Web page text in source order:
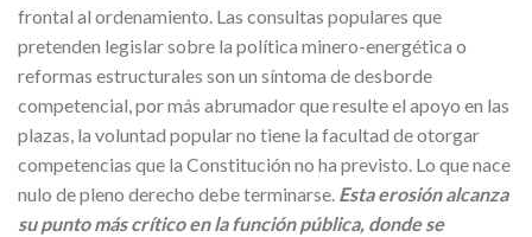
frontal al ordenamiento. Las consultas populares que
pretenden legislar sobre la política minero-energética o
reformas estructurales son un síntoma de desborde
competencial, por más abrumador que resulte el apoyo en las
plazas, la voluntad popular no tiene la facultad de otorgar
competencias que la Constitución no ha previsto. Lo que nace
nulo de pleno derecho debe terminarse. Esta erosión alcanza
su punto más crítico en la función pública, donde se